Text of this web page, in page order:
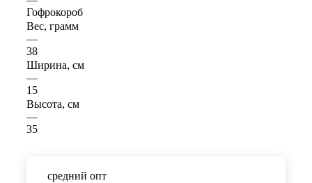
Гофрокороб
Вес, грамм
—
38
Ширина, см
—
15
Высота, см
—
35
средний опт